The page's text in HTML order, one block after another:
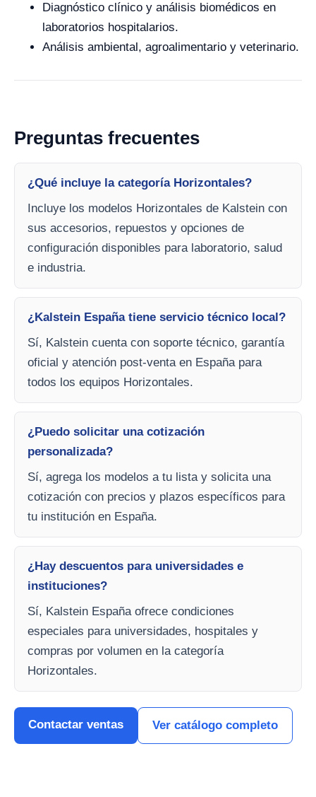
Diagnóstico clínico y análisis biomédicos en
laboratorios hospitalarios.
Análisis ambiental, agroalimentario y veterinario.
Preguntas frecuentes
¿Qué incluye la categoría Horizontales?
Incluye los modelos Horizontales de Kalstein con
sus accesorios, repuestos y opciones de
configuración disponibles para laboratorio, salud
e industria.
¿Kalstein España tiene servicio técnico local?
Sí, Kalstein cuenta con soporte técnico, garantía
oficial y atención post-venta en España para
todos los equipos Horizontales.
¿Puedo solicitar una cotización
personalizada?
Sí, agrega los modelos a tu lista y solicita una
cotización con precios y plazos específicos para
tu institución en España.
¿Hay descuentos para universidades e
instituciones?
Sí, Kalstein España ofrece condiciones
especiales para universidades, hospitales y
compras por volumen en la categoría
Horizontales.
Contactar ventas Ver catálogo completo